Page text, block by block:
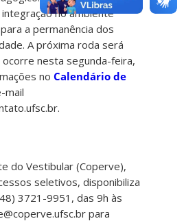
no ambiente
a permanência dos
A próxima roda será
ocorre nesta segunda-feira,
noCalendário de
mail
do Vestibular (Coperve),
seletivos, disponibiliza
3721-9951, das 9h às
para